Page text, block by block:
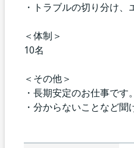
・トラブルの切り分け
＜体制＞
10名
＜その他＞
・長期安定のお仕事です。
・分からないことなど